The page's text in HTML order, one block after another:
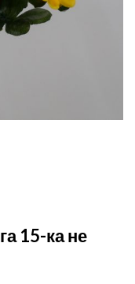
15-ка не